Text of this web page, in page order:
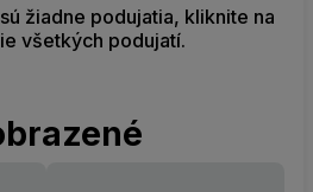
žiadne podujatia, kliknite na
všetkých podujatí.